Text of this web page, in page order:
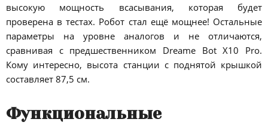
высокую мощность всасывания, которая будет
проверена в тестах. Робот стал ещё мощнее! Остальные
параметры на уровне аналогов и не отличаются,
сравнивая с предшественником Dreame Bot X10 Pro.
Кому интересно, высота станции с поднятой крышкой
составляет 87,5 см.
Функциональные